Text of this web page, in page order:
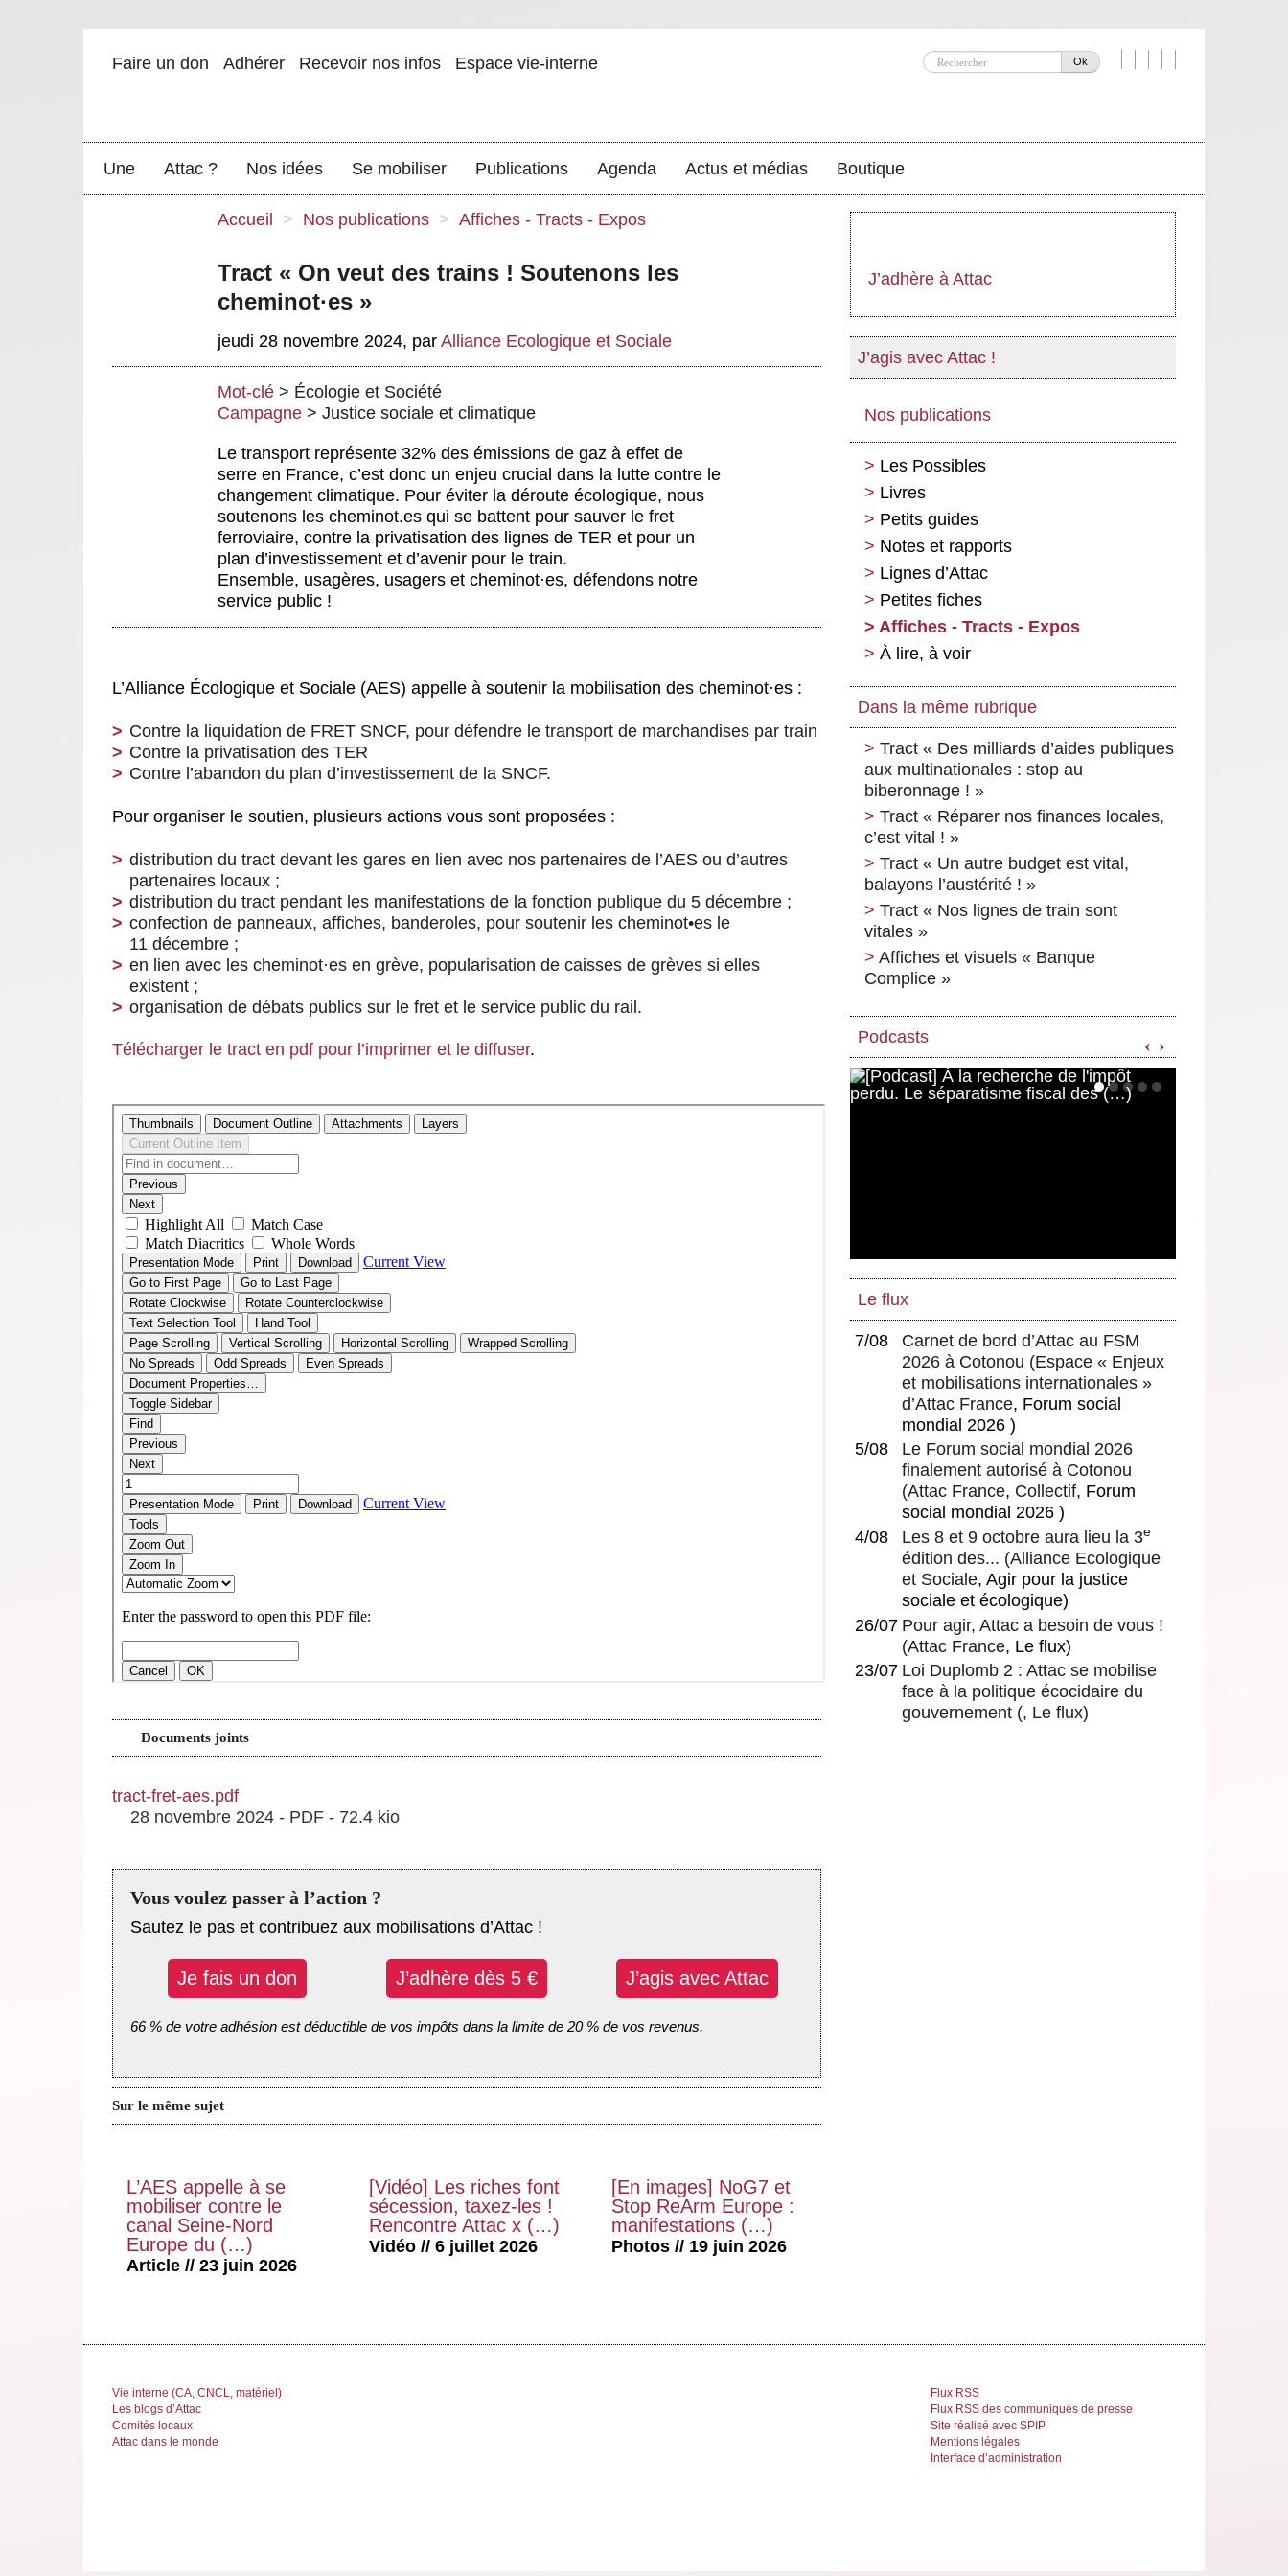
Ok
Faire un don Adhérer Recevoir nos infos Espace vie-interne
Une Attac ? Nos idées Se mobiliser Publications Agenda Actus et médias Boutique
Accueil > Nos publications > Affiches - Tracts - Expos
Tract « On veut des trains ! Soutenons les
cheminot·es »
jeudi 28 novembre 2024, par Alliance Ecologique et Sociale
Mot-clé > Écologie et Société
Campagne > Justice sociale et climatique
Le transport représente 32% des émissions de gaz à effet de
serre en France, c’est donc un enjeu crucial dans la lutte contre le
changement climatique. Pour éviter la déroute écologique, nous
soutenons les cheminot.es qui se battent pour sauver le fret
ferroviaire, contre la privatisation des lignes de TER et pour un
plan d’investissement et d’avenir pour le train.
Ensemble, usagères, usagers et cheminot·es, défendons notre
service public !
L’Alliance Écologique et Sociale (AES) appelle à soutenir la mobilisation des cheminot·es :
Contre la liquidation de FRET SNCF, pour défendre le transport de marchandises par train
Contre la privatisation des TER
Contre l’abandon du plan d’investissement de la SNCF.
Pour organiser le soutien, plusieurs actions vous sont proposées :
distribution du tract devant les gares en lien avec nos partenaires de l’AES ou d’autres
partenaires locaux ;
distribution du tract pendant les manifestations de la fonction publique du 5 décembre ;
confection de panneaux, affiches, banderoles, pour soutenir les cheminot•es le
11 décembre ;
en lien avec les cheminot·es en grève, popularisation de caisses de grèves si elles
existent ;
organisation de débats publics sur le fret et le service public du rail.
Télécharger le tract en pdf pour l’imprimer et le diffuser.
Documents joints
tract-fret-aes.pdf
28 novembre 2024 - PDF - 72.4 kio
Vous voulez passer à l’action ?
Sautez le pas et contribuez aux mobilisations d’Attac !
Je fais un don J’adhère dès 5 € J’agis avec Attac
66 % de votre adhésion est déductible de vos impôts dans la limite de 20 % de vos revenus.
Sur le même sujet
L’AES appelle à se
mobiliser contre le
canal Seine-Nord
Europe du (…)
Article // 23 juin 2026
[Vidéo] Les riches font
sécession, taxez-les !
Rencontre Attac x (…)
Vidéo // 6 juillet 2026
[En images] NoG7 et
Stop ReArm Europe :
manifestations (…)
Photos // 19 juin 2026
J’adhère à Attac
J’agis avec Attac !
Nos publications
Les Possibles
Livres
Petits guides
Notes et rapports
Lignes d’Attac
Petites fiches
Affiches - Tracts - Expos
À lire, à voir
Dans la même rubrique
Tract « Des milliards d’aides publiques
aux multinationales : stop au
biberonnage ! »
Tract « Réparer nos finances locales,
c’est vital ! »
Tract « Un autre budget est vital,
balayons l’austérité ! »
Tract « Nos lignes de train sont
vitales »
Affiches et visuels « Banque
Complice »
Podcasts ‹ ›
Le flux
7/08
Carnet de bord d’Attac au FSM
2026 à Cotonou (Espace « Enjeux
et mobilisations internationales »
d’Attac France, Forum social
mondial 2026 )
5/08
Le Forum social mondial 2026
finalement autorisé à Cotonou
(Attac France, Collectif, Forum
social mondial 2026 )
4/08
Les 8 et 9 octobre aura lieu la 3e
édition des... (Alliance Ecologique
et Sociale, Agir pour la justice
sociale et écologique)
26/07 Pour agir, Attac a besoin de vous !
(Attac France, Le flux)
23/07 Loi Duplomb 2 : Attac se mobilise
face à la politique écocidaire du
gouvernement (, Le flux)
Vie interne (CA, CNCL, matériel)
Les blogs d’Attac
Comités locaux
Attac dans le monde
Flux RSS
Flux RSS des communiqués de presse
Site réalisé avec SPIP
Mentions légales
Interface d’administration